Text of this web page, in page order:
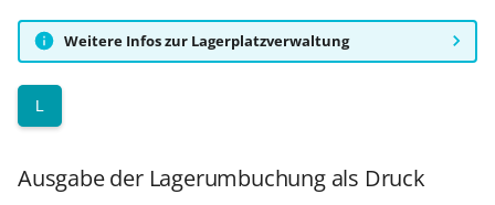
Weitere Infos zur Lagerplatzverwaltung
L
Ausgabe der Lagerumbuchung als Druck